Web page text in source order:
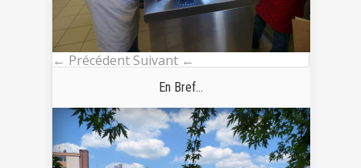
← Précédent Suivant ←
En Bref...